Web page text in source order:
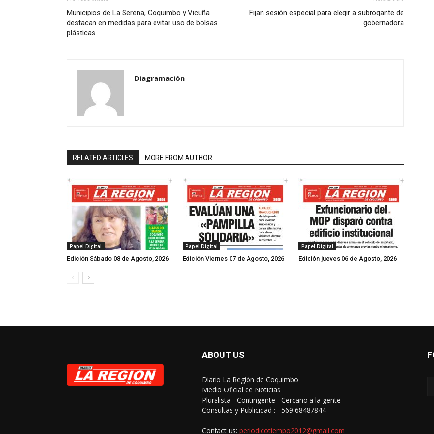
Municipios de La Serena, Coquimbo y Vicuña
destacan en medidas para evitar uso de bolsas
plásticas
Fijan sesión especial para elegir a subrogante de
gobernadora
Diagramación
RELATED ARTICLES MORE FROM AUTHOR
Papel Digital
Edición Sábado 08 de Agosto, 2026
Papel Digital
Edición Viernes 07 de Agosto, 2026
Papel Digital
Edición jueves 06 de Agosto, 2026
ABOUT US
Diario La Región de Coquimbo
Medio Oficial de Noticias
Pluralista - Contingente - Cercano a la gente
Consultas y Publicidad : +569 68487844
Contact us: periodicotiempo2012@gmail.com